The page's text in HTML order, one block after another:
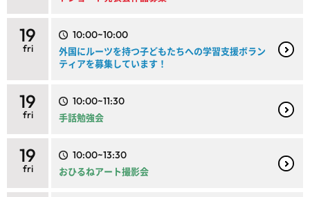
19
fri
10:00~10:00
外国にルーツを持つ子どもたちへの学習支援ボラン
ティアを募集しています！
19
fri
10:00~11:30
手話勉強会
19
fri
10:00~13:30
おひるねアート撮影会